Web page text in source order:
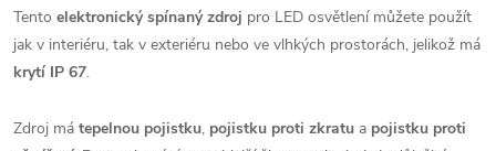
Tento elektronický spínaný zdroj pro LED osvětlení můžete použít
jak v interiéru, tak v exteriéru nebo ve vlhkých prostorách, jelikož má
krytí IP 67.
Zdroj má tepelnou pojistku, pojistku proti zkratu a pojistku proti